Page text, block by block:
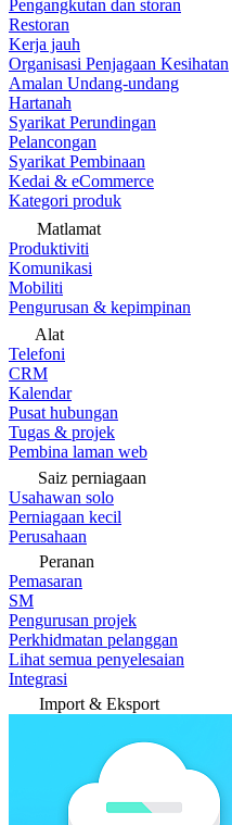
Pengangkutan dan storan
Restoran
Kerja jauh
Organisasi Penjagaan Kesihatan
Amalan Undang-undang
Hartanah
Syarikat Perundingan
Pelancongan
Syarikat Pembinaan
Kedai & eCommerce
Kategori produk
Matlamat
Produktiviti
Komunikasi
Mobiliti
Pengurusan & kepimpinan
Alat
Telefoni
CRM
Kalendar
Pusat hubungan
Tugas & projek
Pembina laman web
Saiz perniagaan
Usahawan solo
Perniagaan kecil
Perusahaan
Peranan
Pemasaran
SM
Pengurusan projek
Perkhidmatan pelanggan
Lihat semua penyelesaian
Integrasi
Import & Eksport